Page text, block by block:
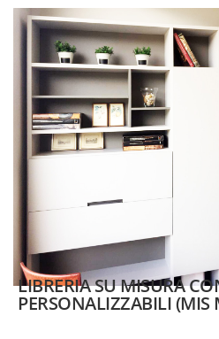
LIBRERIA SU MISURA
PERSONALIZZABILI (MIS